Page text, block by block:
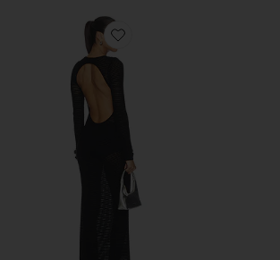
Favorite ВЯЗАНОЕ МАКСИ